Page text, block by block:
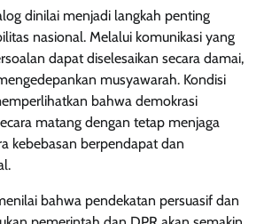
dinilai menjadi langkah penting
nasional. Melalui komunikasi yang
dapat diselesaikan secara damai,
musyawarah. Kondisi
bahwa demokrasi
matang dengan tetap menjaga
kebebasan berpendapat dan
bahwa pendekatan persuasif dan